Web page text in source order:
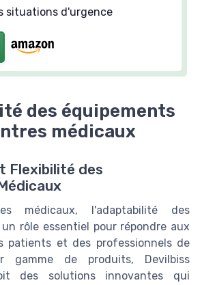
situations d'urgence
des équipements
médicaux
Flexibilité des
médicaux, l'adaptabilité des
rôle essentiel pour répondre aux
patients et des professionnels de
gamme de produits, Devilbiss
des solutions innovantes qui